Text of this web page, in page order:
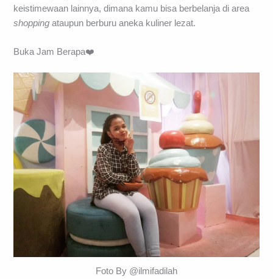
keistimewaan lainnya, dimana kamu bisa berbelanja di area
shopping ataupun berburu aneka kuliner lezat.
Buka Jam Berapa❤️
Foto By @ilmifadilah